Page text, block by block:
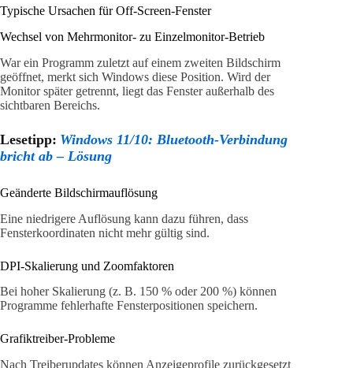
Typische Ursachen für Off-Screen-Fenster
Wechsel von Mehrmonitor- zu Einzelmonitor-Betrieb
War ein Programm zuletzt auf einem zweiten Bildschirm
geöffnet, merkt sich Windows diese Position. Wird der
Monitor später getrennt, liegt das Fenster außerhalb des
sichtbaren Bereichs.
Lesetipp: Windows 11/10: Bluetooth-Verbindung
bricht ab – Lösung
Geänderte Bildschirmauflösung
Eine niedrigere Auflösung kann dazu führen, dass
Fensterkoordinaten nicht mehr gültig sind.
DPI-Skalierung und Zoomfaktoren
Bei hoher Skalierung (z. B. 150 % oder 200 %) können
Programme fehlerhafte Fensterpositionen speichern.
Grafiktreiber-Probleme
Nach Treiberupdates können Anzeigeprofile zurückgesetzt